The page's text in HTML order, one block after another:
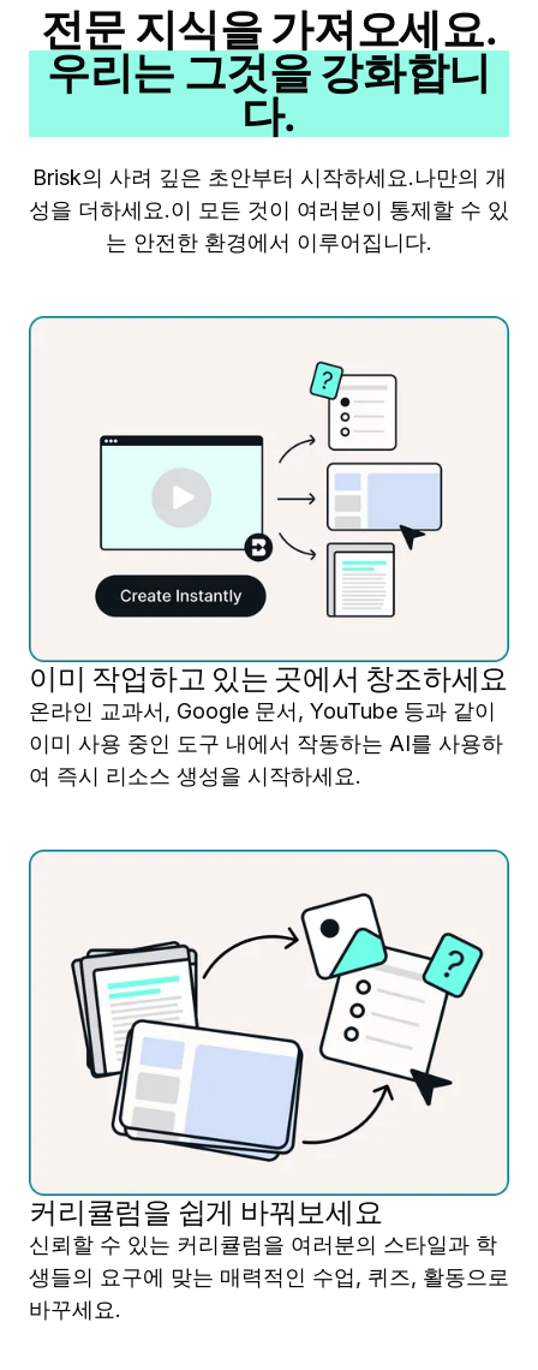
전문 지식을 가져오세요.
우리는 그것을 강화합니
다.
Brisk의 사려 깊은 초안부터 시작하세요.나만의 개
성을 더하세요.이 모든 것이 여러분이 통제할 수 있
는 안전한 환경에서 이루어집니다.
이미 작업하고 있는 곳에서 창조하세요
온라인 교과서, Google 문서, YouTube 등과 같이
이미 사용 중인 도구 내에서 작동하는 AI를 사용하
여 즉시 리소스 생성을 시작하세요.
커리큘럼을 쉽게 바꿔보세요
신뢰할 수 있는 커리큘럼을 여러분의 스타일과 학
생들의 요구에 맞는 매력적인 수업, 퀴즈, 활동으로
바꾸세요.